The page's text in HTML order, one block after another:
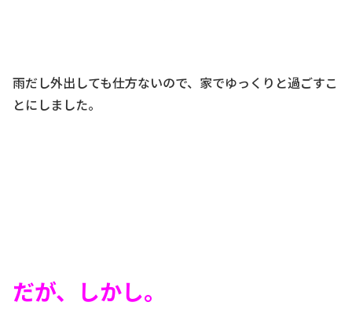
雨だし外出しても仕方ないので、家でゆっくりと過ごすこ
とにしました。
だが、しかし。